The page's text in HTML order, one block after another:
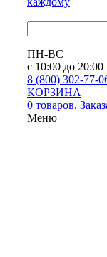
ПН-ВС
с 10:00 до 20:00
8 (800) 302-77-
КОРЗИНА
0 товаров.
Меню